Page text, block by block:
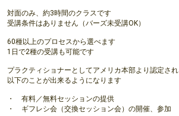
対面のみ、約3時間のクラスです
受講条件はありません（バーズ未受講OK）
60種以上のプロセスから選べます
1日で2種の受講も可能です
プラクティショナーとしてアメリカ本部より認定され
以下のことが出来るようになります
・ 有料／無料セッションの提供
・ ギフレシ会（交換セッション会）の開催、参加